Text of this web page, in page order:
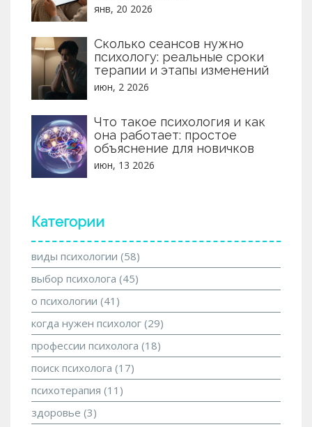
янв, 20 2026
Сколько сеансов нужно
психологу: реальные сроки
терапии и этапы изменений
июн, 2 2026
Что такое психология и как
она работает: простое
объяснение для новичков
июн, 13 2026
Категории
виды психологии (58)
выбор психолога (45)
о психологии (41)
когда нужен психолог (29)
профессии психолога (18)
поиск психолога (17)
психотерапия (11)
здоровье (3)